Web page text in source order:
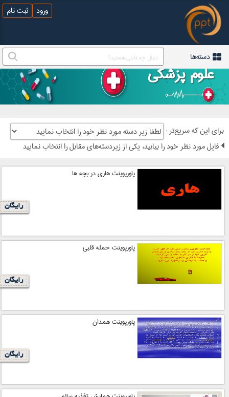
ورود ثبت نام
دسته‌ها
علوم پزشکی
: برای این که سریع‌تر
پاورپوینت هاری در بچه ها
رایگان
پاورپوینت حمله قلبی
رایگان
پاورپوینت همدان
رایگان